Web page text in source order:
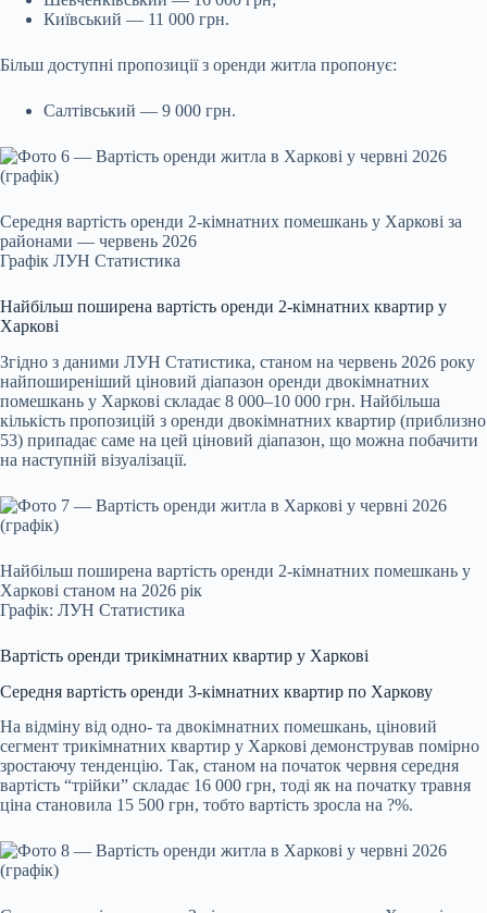
Київський — 11 000 грн.
Більш доступні пропозиції з оренди житла пропонує:
Салтівський — 9 000 грн.
Середня вартість оренди 2-кімнатних помешкань у Харкові за
районами — червень 2026
Графік ЛУН Статистика
Найбільш поширена вартість оренди 2-кімнатних квартир у
Харкові
Згідно з даними ЛУН Статистика, станом на червень 2026 року
найпоширеніший ціновий діапазон оренди двокімнатних
помешкань у Харкові складає 8 000–10 000 грн. Найбільша
кількість пропозицій з оренди двокімнатних квартир (приблизно
53) припадає саме на цей ціновий діапазон, що можна побачити
на наступній візуалізації.
Найбільш поширена вартість оренди 2-кімнатних помешкань у
Харкові станом на 2026 рік
Графік: ЛУН Статистика
Вартість оренди трикімнатних квартир у Харкові
Середня вартість оренди 3-кімнатних квартир по Харкову
На відміну від одно- та двокімнатних помешкань, ціновий
сегмент трикімнатних квартир у Харкові демонстрував помірно
зростаючу тенденцію. Так, станом на початок червня середня
вартість “трійки” складає 16 000 грн, тоді як на початку травня
ціна становила 15 500 грн, тобто вартість зросла на ?%.